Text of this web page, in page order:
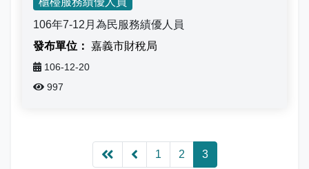
106年7-12月為民服務績優人員
嘉義市財稅局
106-12-20
997
1 2 3